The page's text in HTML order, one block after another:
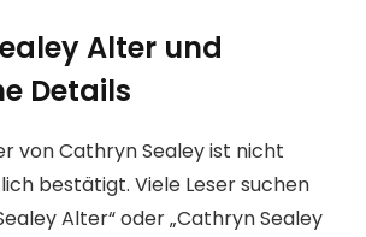
Alter und
Details
von Cathryn Sealey ist nicht
bestätigt. Viele Leser suchen
Alter“ oder „Cathryn Sealey